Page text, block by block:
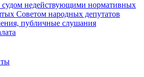
судом недействующими нормативных
Советом народных депутатов
публичные слушания